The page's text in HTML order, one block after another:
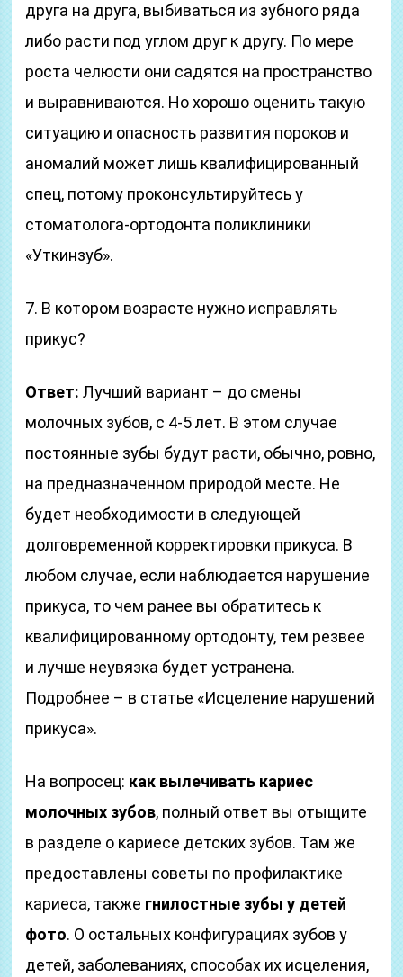
друга на друга, выбиваться из зубного ряда
либо расти под углом друг к другу. По мере
роста челюсти они садятся на пространство
и выравниваются. Но хорошо оценить такую
ситуацию и опасность развития пороков и
аномалий может лишь квалифицированный
спец, потому проконсультируйтесь у
стоматолога-ортодонта поликлиники
«Уткинзуб».
7. В котором возрасте нужно исправлять
прикус?
Ответ: Лучший вариант – до смены
молочных зубов, с 4-5 лет. В этом случае
постоянные зубы будут расти, обычно, ровно,
на предназначенном природой месте. Не
будет необходимости в следующей
долговременной корректировки прикуса. В
любом случае, если наблюдается нарушение
прикуса, то чем ранее вы обратитесь к
квалифицированному ортодонту, тем резвее
и лучше неувязка будет устранена.
Подробнее – в статье «Исцеление нарушений
прикуса».
На вопросец: как вылечивать кариес
молочных зубов, полный ответ вы отыщите
в разделе о кариесе детских зубов. Там же
предоставлены советы по профилактике
кариеса, также гнилостные зубы у детей
фото. О остальных конфигурациях зубов у
детей, заболеваниях, способах их исцеления,